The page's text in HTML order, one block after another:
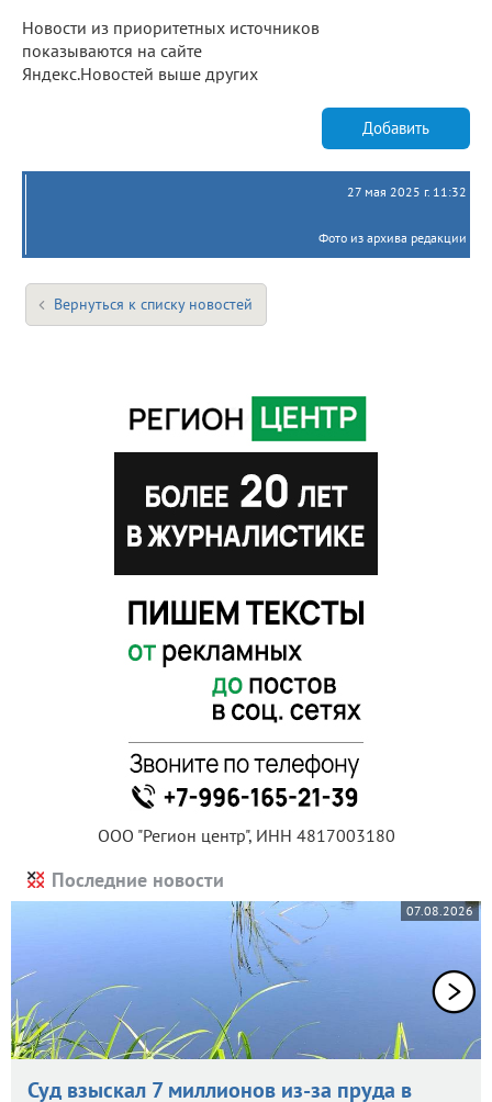
Новости из приоритетных источников
показываются на сайте
Яндекс.Новостей выше других
Добавить
27 мая 2025 г. 11:32
Фото из архива редакции
Вернуться к списку новостей
ООО "Регион центр", ИНН 4817003180
Последние новости
07.08.2026
Суд взыскал 7 миллионов из-за пруда в